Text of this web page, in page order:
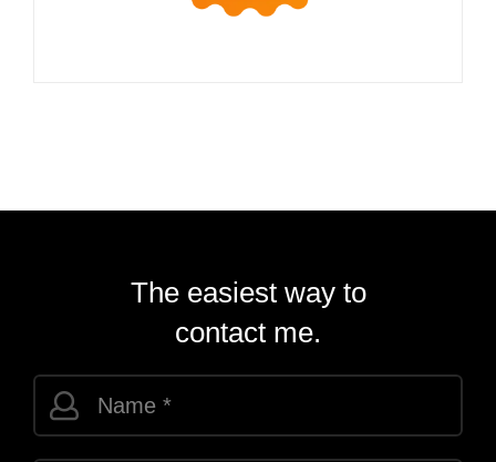
The easiest way to
contact me.